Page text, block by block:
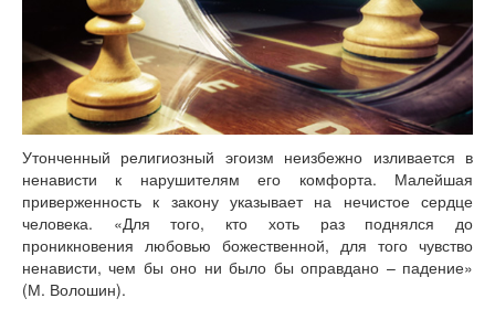
Книги
Аудио
Видео
Контакты
Наши контакты
Утонченный религиозный эгоизм неизбежно изливается в
ненависти к нарушителям его комфорта. Малейшая
приверженность к закону указывает на нечистое сердце
человека. «Для того, кто хоть раз поднялся до
проникновения любовью божественной, для того чувство
ненависти, чем бы оно ни было бы оправдано – падение»
(М. Волошин).